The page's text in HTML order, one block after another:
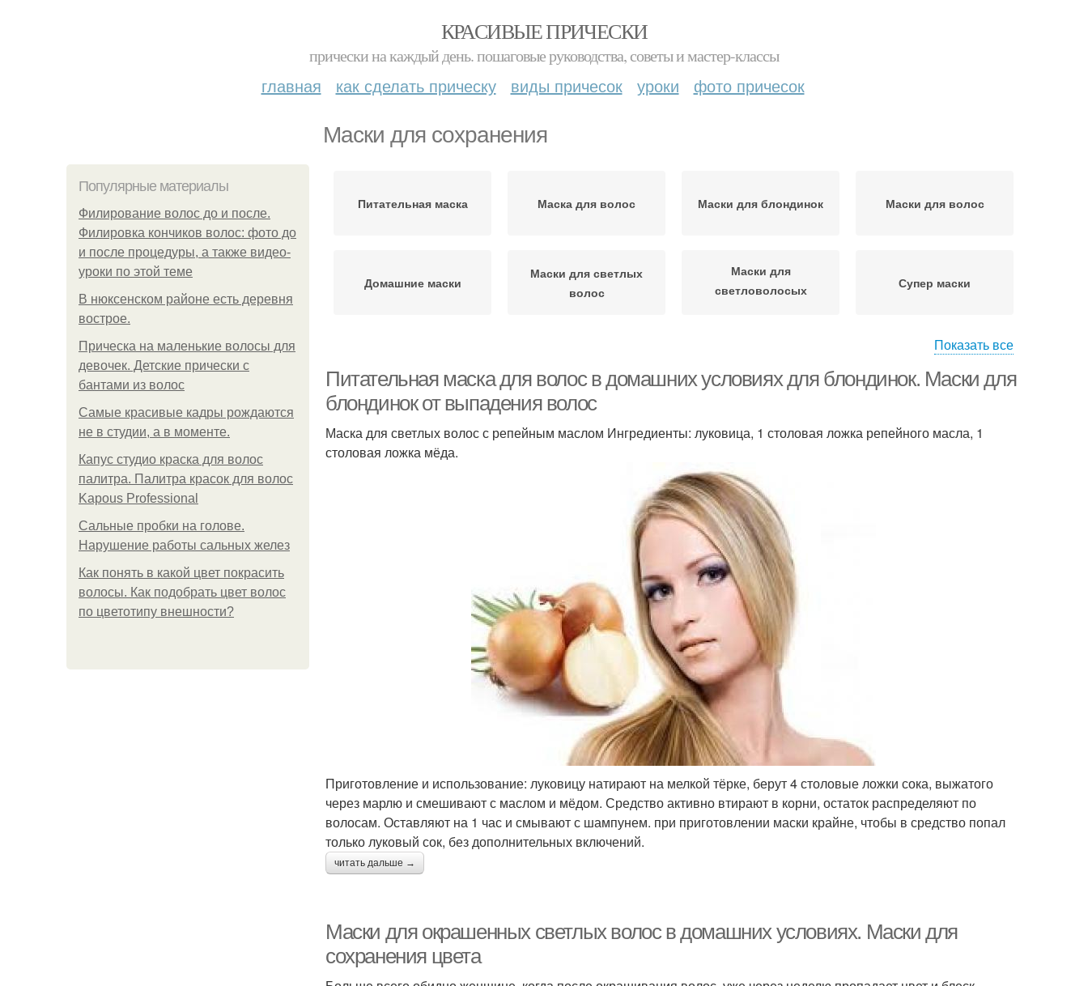
КРАСИВЫЕ ПРИЧЕСКИ
прически на каждый день. пошаговые руководства, советы и мастер-классы
главная как сделать прическу виды причесок уроки фото причесок
Маски для сохранения
Популярные материалы
Филирование волос до и после.
Филировка кончиков волос: фото до
и после процедуры, а также видео-
уроки по этой теме
В нюксенском районе есть деревня
вострое.
Прическа на маленькие волосы для
девочек. Детские прически с
бантами из волос
Самые красивые кадры рождаются
не в студии, а в моменте.
Капус студио краска для волос
палитра. Палитра красок для волос
Kapous Professional
Сальные пробки на голове.
Нарушение работы сальных желез
Как понять в какой цвет покрасить
волосы. Как подобрать цвет волос
по цветотипу внешности?
Питательная маска Маска для волос Маски для блондинок Маски для волос
Домашние маски
Маски для светлых
волос
Маски для
светловолосых
Супер маски
маски
Маски для русых волос
Показать все
Питательная маска для волос в домашних условиях для блондинок. Маски для
блондинок от выпадения волос
Маска для светлых волос с репейным маслом Ингредиенты: луковица, 1 столовая ложка репейного масла, 1
столовая ложка мёда.
Приготовление и использование: луковицу натирают на мелкой тёрке, берут 4 столовые ложки сока, выжатого
через марлю и смешивают с маслом и мёдом. Средство активно втирают в корни, остаток распределяют по
волосам. Оставляют на 1 час и смывают с шампунем. при приготовлении маски крайне, чтобы в средство попал
только луковый сок, без дополнительных включений.
читать дальше →
Маски для окрашенных светлых волос в домашних условиях. Маски для
сохранения цвета